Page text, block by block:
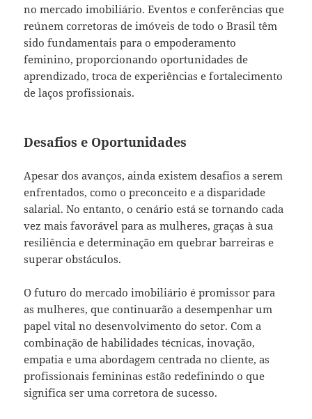
no mercado imobiliário. Eventos e conferências que
reúnem corretoras de imóveis de todo o Brasil têm
sido fundamentais para o empoderamento
feminino, proporcionando oportunidades de
aprendizado, troca de experiências e fortalecimento
de laços profissionais.
Desafios e Oportunidades
Apesar dos avanços, ainda existem desafios a serem
enfrentados, como o preconceito e a disparidade
salarial. No entanto, o cenário está se tornando cada
vez mais favorável para as mulheres, graças à sua
resiliência e determinação em quebrar barreiras e
superar obstáculos.
O futuro do mercado imobiliário é promissor para
as mulheres, que continuarão a desempenhar um
papel vital no desenvolvimento do setor. Com a
combinação de habilidades técnicas, inovação,
empatia e uma abordagem centrada no cliente, as
profissionais femininas estão redefinindo o que
significa ser uma corretora de sucesso.